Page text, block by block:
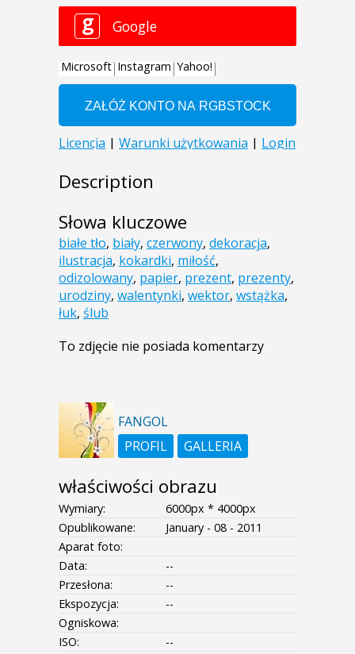
Description
Słowa kluczowe
białe tło, biały, czerwony, dekoracja,
ilustracja, kokardki, miłość,
odizolowany, papier, prezent, prezenty,
urodziny, walentynki, wektor, wstążka,
łuk, ślub
To zdjęcie nie posiada komentarzy
FANGOL
PROFIL
GALLERIA
właściwości obrazu
Wymiary:
6000px * 4000px
Opublikowane:
January - 08 - 2011
Aparat foto:
Data:
--
Przesłona:
--
Ekspozycja:
--
Ogniskowa:
ISO:
--